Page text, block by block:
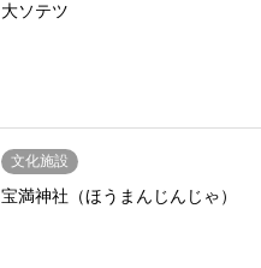
大ソテツ
文化施設
宝満神社（ほうまんじんじゃ）